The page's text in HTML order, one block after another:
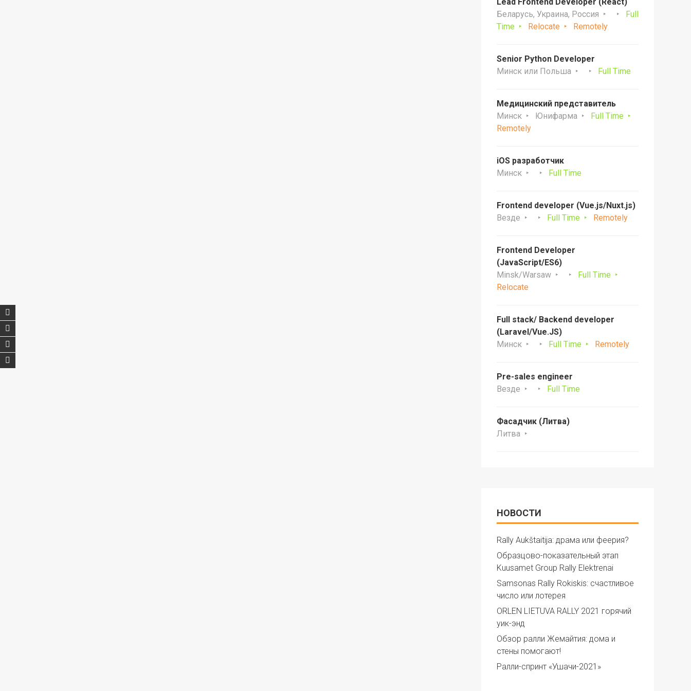
Беларусь, Украина, Россия
Full
Time
Relocate Remotely
Senior Python Developer
Минск или Польша
Full Time
Медицинский представитель
Минск
Юнифарма
Full Time
Remotely
iOS разработчик
Минск
Full Time
Frontend developer (Vue.js/Nuxt.js)
Везде
Full Time Remotely
Frontend Developer
(JavaScript/ES6)
Minsk/Warsaw
Full Time
Relocate
Full stack/ Backend developer
(Laravel/Vue.JS)
Минск
Full Time Remotely
Pre-sales engineer
Везде
Full Time
Фасадчик (Литва)
Литва
НОВОСТИ
Rally Aukštaitija: драма или феерия?
Образцово-показательный этап
Kuusamet Group Rally Elektrenai
Samsonas Rally Rokiskis: счастливое
число или лотерея
ORLEN LIETUVA RALLY 2021 горячий
уик-энд
Обзор ралли Жемайтия: дома и
стены помогают!
Ралли-спринт «Ушачи-2021»